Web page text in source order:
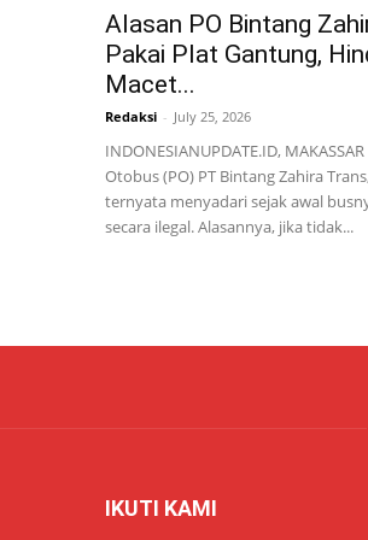
Alasan PO Bintang
Pakai Plat Gantung,
Macet...
Redaksi - July 25, 2026
INDONESIANUPDATE.ID,
Otobus (PO) PT Bintang Zahira
ternyata menyadari sejak awal
secara ilegal. Alasannya, jika tidak...
IKUTI KAMI